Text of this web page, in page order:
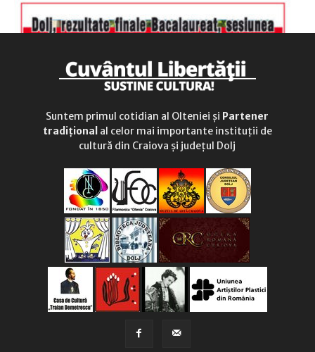
Suntem primul cotidian al Olteniei și Partener
tradițional al celor mai importante instituții de
cultură din Craiova și județul Dolj